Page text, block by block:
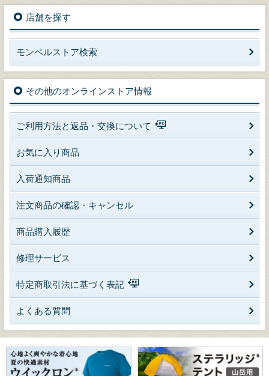
店舗を探す
モンベルストア検索
その他のオンラインストア情報
ご利用方法と返品・交換について
お気に入り商品
入荷通知商品
注文商品の確認・キャンセル
商品購入履歴
修理サービス
特定商取引法に基づく表記
よくある質問